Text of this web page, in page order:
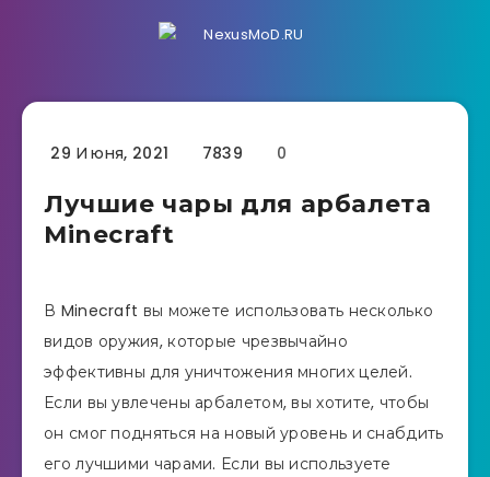
29 Июня, 2021 7839 0
Лучшие чары для арбалета
Minecraft
В Minecraft вы можете использовать несколько
видов оружия, которые чрезвычайно
эффективны для уничтожения многих целей.
Если вы увлечены арбалетом, вы хотите, чтобы
он смог подняться на новый уровень и снабдить
его лучшими чарами. Если вы используете